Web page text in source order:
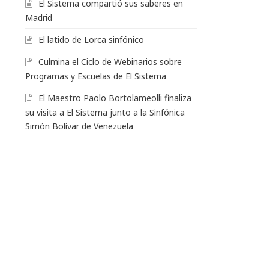
El Sistema compartió sus saberes en
Madrid
El latido de Lorca sinfónico
Culmina el Ciclo de Webinarios sobre
Programas y Escuelas de El Sistema
El Maestro Paolo Bortolameolli finaliza
su visita a El Sistema junto a la Sinfónica
Simón Bolívar de Venezuela